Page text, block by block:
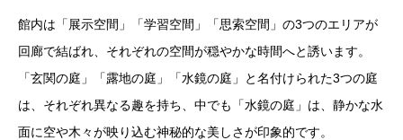
館内は「展示空間」「学習空間」「思索空間」の3つのエリアが
回廊で結ばれ、それぞれの空間が穏やかな時間へと誘います。
「玄関の庭」「露地の庭」「水鏡の庭」と名付けられた3つの庭
は、それぞれ異なる趣を持ち、中でも「水鏡の庭」は、静かな水
面に空や木々が映り込む神秘的な美しさが印象的です。